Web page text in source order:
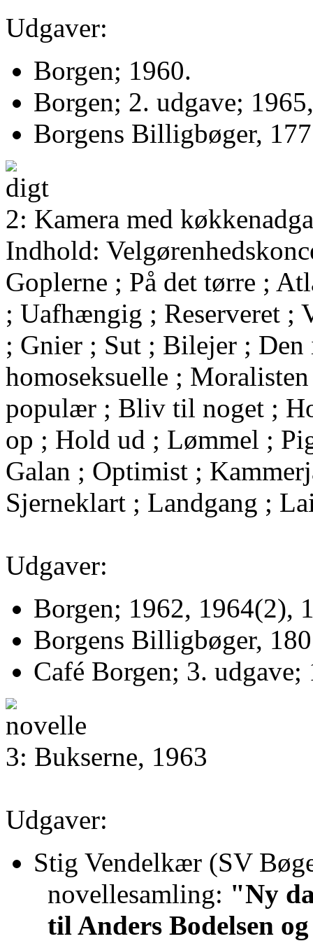
Udgaver:
Borgen; 1960.
Borgen; 2. udgave;
Borgens Billigbøger,
2: Kamera med
Indhold:
Goplerne ; På det tørre ;
; Uafhængig ; Reserveret ;
; Gnier ; Sut ; Bilejer ;
homoseksuelle ;
populær ; Bliv til noget ;
op ; Hold ud ; Lømmel ;
Galan ; Optimist ;
Sjerneklart ; Landgang ;
Udgaver:
Borgen; 1962, 1964(2),
Borgens Billigbøger,
Café Borgen; 3. udgave;
3: Bukserne, 1963
Udgaver:
Stig Vendelkær (SV
novellesamling: "Ny
til Anders Bodelsen